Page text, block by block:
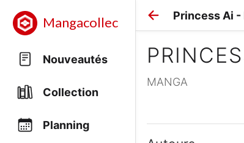
Mangacollec
Nouveautés
Collection
Planning
Princess Ai -
MANGA